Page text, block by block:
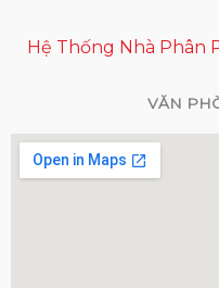
Hệ Thống Nhà Phân
VĂN